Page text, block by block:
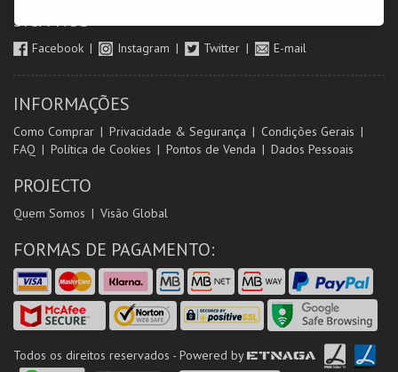
SIGA-NOS
Facebook Instagram Twitter E-mail
INFORMAÇÕES
Como Comprar Privacidade & Segurança
Condições Gerais
FAQ
Política de Cookies Pontos de Venda Dados Pessoais
PROJECTO
Quem Somos Visão Global
FORMAS DE PAGAMENTO:
Todos os direitos reservados - Powered by ETNAGA